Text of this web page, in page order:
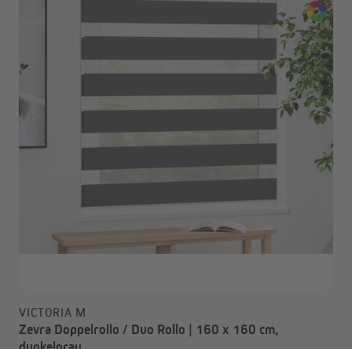
VICTORIA M
Zevra Doppelrollo / Duo Rollo | 160 x 160 cm,